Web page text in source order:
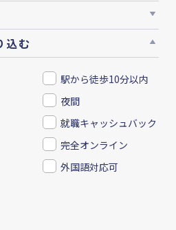
込む
駅から徒歩10分以内
夜間
就職キャッシュバック
完全オンライン
外国語対応可